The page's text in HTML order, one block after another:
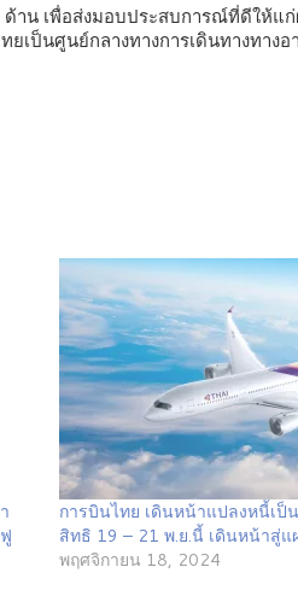
าน เพื่อส่งมอบประสบการณ์ที่ดีให้
เป็นศูนย์กลางทางการเดินทางทา
การบินไทย เดินหน้าแปลงหนี้เป็
สิทธิ 19 – 21 พ.ย.นี้ เดินหน้าสู่
พฤศจิกายน 18, 2024